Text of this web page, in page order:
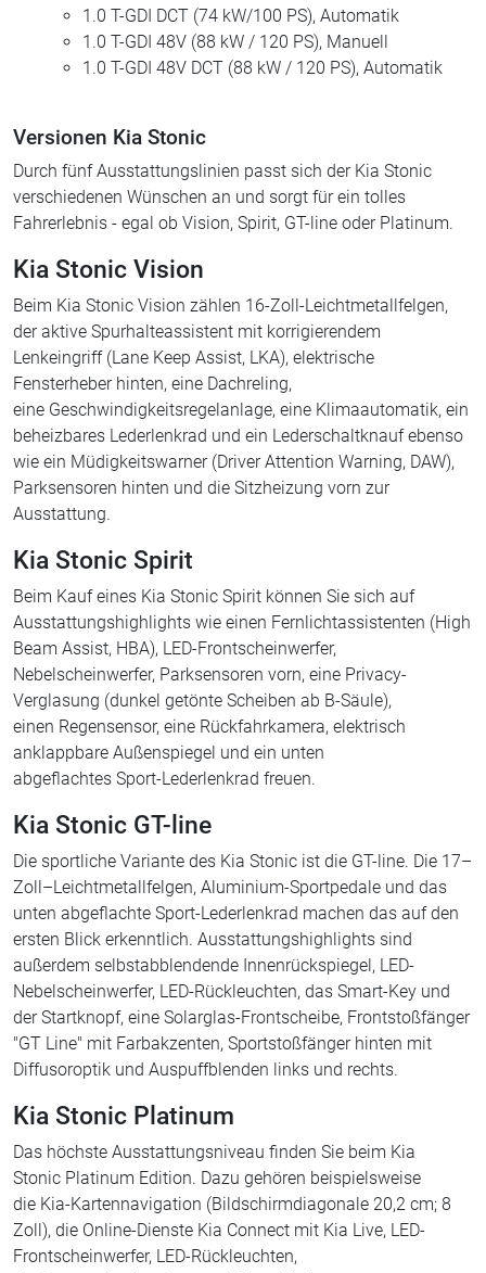
1.0 T-GDI DCT (74 kW/100 PS), Automatik
1.0 T-GDI 48V (88 kW / 120 PS), Manuell
1.0 T-GDI 48V DCT (88 kW / 120 PS), Automatik
Versionen Kia Stonic
Durch fünf Ausstattungslinien passt sich der Kia Stonic
verschiedenen Wünschen an und sorgt für ein tolles
Fahrerlebnis - egal ob Vision, Spirit, GT-line oder Platinum.
Kia Stonic Vision
Beim Kia Stonic Vision zählen 16-Zoll-Leichtmetallfelgen,
der aktive Spurhalteassistent mit korrigierendem
Lenkeingriff (Lane Keep Assist, LKA), elektrische
Fensterheber hinten, eine Dachreling,
eine Geschwindigkeitsregelanlage, eine Klimaautomatik, ein
beheizbares Lederlenkrad und ein Lederschaltknauf ebenso
wie ein Müdigkeitswarner (Driver Attention Warning, DAW),
Parksensoren hinten und die Sitzheizung vorn zur
Ausstattung.
Kia Stonic Spirit
Beim Kauf eines Kia Stonic Spirit können Sie sich auf
Ausstattungshighlights wie einen Fernlichtassistenten (High
Beam Assist, HBA), LED-Frontscheinwerfer,
Nebelscheinwerfer, Parksensoren vorn, eine Privacy-
Verglasung (dunkel getönte Scheiben ab B-Säule),
einen Regensensor, eine Rückfahrkamera, elektrisch
anklappbare Außenspiegel und ein unten
abgeflachtes Sport-Lederlenkrad freuen.
Kia Stonic GT-line
Die sportliche Variante des Kia Stonic ist die GT-line. Die 17–
Zoll–Leichtmetallfelgen, Aluminium-Sportpedale und das
unten abgeflachte Sport-Lederlenkrad machen das auf den
ersten Blick erkenntlich. Ausstattungshighlights sind
außerdem selbstabblendende Innenrückspiegel, LED-
Nebelscheinwerfer, LED-Rückleuchten, das Smart-Key und
der Startknopf, eine Solarglas-Frontscheibe, Frontstoßfänger
"GT Line" mit Farbakzenten, Sportstoßfänger hinten mit
Diffusoroptik und Auspuffblenden links und rechts.
Kia Stonic Platinum
Das höchste Ausstattungsniveau finden Sie beim Kia
Stonic Platinum Edition. Dazu gehören beispielsweise
die Kia-Kartennavigation (Bildschirmdiagonale 20,2 cm; 8
Zoll), die Online-Dienste Kia Connect mit Kia Live, LED-
Frontscheinwerfer, LED-Rückleuchten,